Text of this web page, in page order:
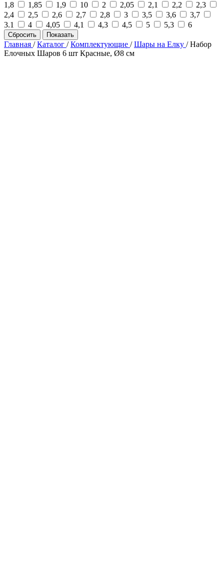
1,8
1,85 1,9 10 2 2,05 2,1 2,2
2,3
2,4
2,5 2,6 2,7 2,8 3 3,5 3,6
3,7
3.1
4 4,05 4,1 4,3 4,5 5 5,3 6
Сбросить Показать
Главная /Каталог /Комплектующие /Шары на Елку /Набор
Елочных Шаров 6 шт Красные, Ø8 см